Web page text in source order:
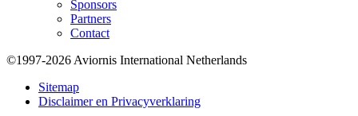
Sponsors
Partners
Contact
Bottom
©1997-2026 Aviornis International Netherlands
Sitemap
Disclaimer en Privacyverklaring